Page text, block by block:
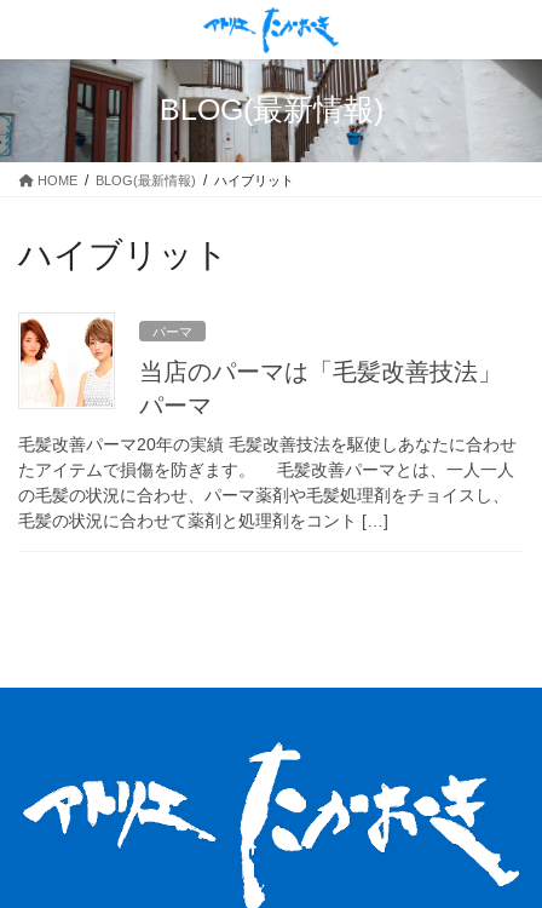
テ
ツ
に
移
ゲ
シ
ョ
ン
BLOG(最新情報)
HOME BLOG(最新情報) ハイブリット
ハイブリット
パーマ
当店のパーマは「毛髪改善技法」
パーマ
毛髪改善パーマ20年の実績 毛髪改善技法を駆使しあなたに合わせ
たアイテムで損傷を防ぎます。 毛髪改善パーマとは、一人一人
の毛髪の状況に合わせ、パーマ薬剤や毛髪処理剤をチョイスし、
毛髪の状況に合わせて薬剤と処理剤をコント […]